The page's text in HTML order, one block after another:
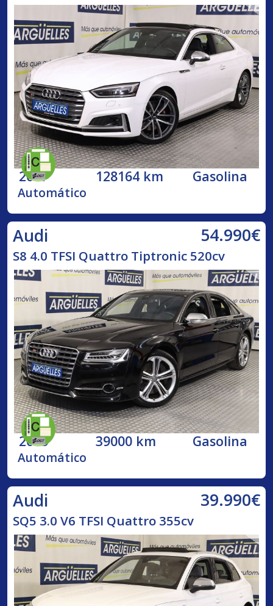
2017 128164 km Gasolina
Automático
Audi 54.990€
S8 4.0 TFSI Quattro Tiptronic 520cv
2015 39000 km Gasolina
Automático
Audi 39.990€
SQ5 3.0 V6 TFSI Quattro 355cv